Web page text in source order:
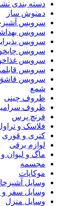
دسته بندی
دمنوش ساز
سرویس
سرویس
سرویس
سرویس
سرویس
سرویس
سرویس
شمع
ظروف چینی
ظروف
فرنچ پرس
فلاسک و
کتری و قوری
لوازم برقی
ماگ و لیوان
مجسمه
موکاپات
وسایل
وسایل سفر و
وسایل منزل